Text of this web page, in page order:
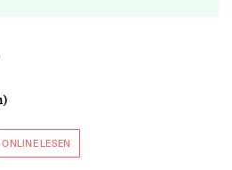
ONLINE LESEN